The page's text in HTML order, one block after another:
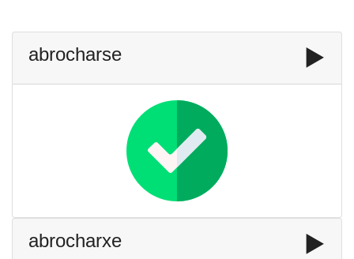
abrocharse ▶️
abrocharxe ▶️